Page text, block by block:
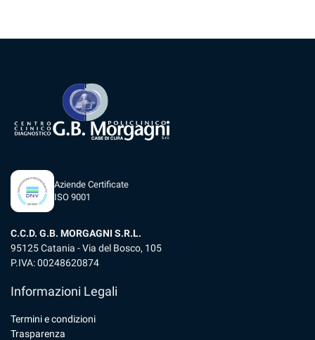
Aziende Certificate
ISO 9001
C.C.D. G.B. MORGAGNI S.R.L.
95125 Catania - Via del Bosco, 105
P.IVA: 00248620874
Informazioni Legali
Termini e condizioni
Trasparenza